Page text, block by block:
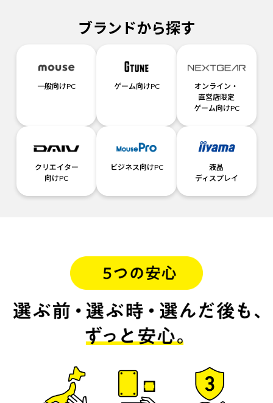
ブランドから探す
一般向けPC ゲーム向けPC
オンライン・
直営店限定
ゲーム向けPC
クリエイター
向けPC
ビジネス向けPC
液晶
ディスプレイ